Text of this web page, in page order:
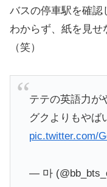
バスの停車駅を確認
わからず、紙を見せ
（笑）
テテの英語力が
グクよりもやば
pic.twitter.com/
— 마